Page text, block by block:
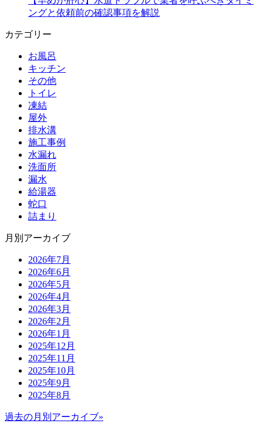
ングと依頼前の確認事項を解説
カテゴリー
お風呂
キッチン
その他
トイレ
凍結
屋外
排水溝
施工事例
水漏れ
洗面所
漏水
給湯器
蛇口
詰まり
月別アーカイブ
2026年7月
2026年6月
2026年5月
2026年4月
2026年3月
2026年2月
2026年1月
2025年12月
2025年11月
2025年10月
2025年9月
2025年8月
過去の月別アーカイブ»